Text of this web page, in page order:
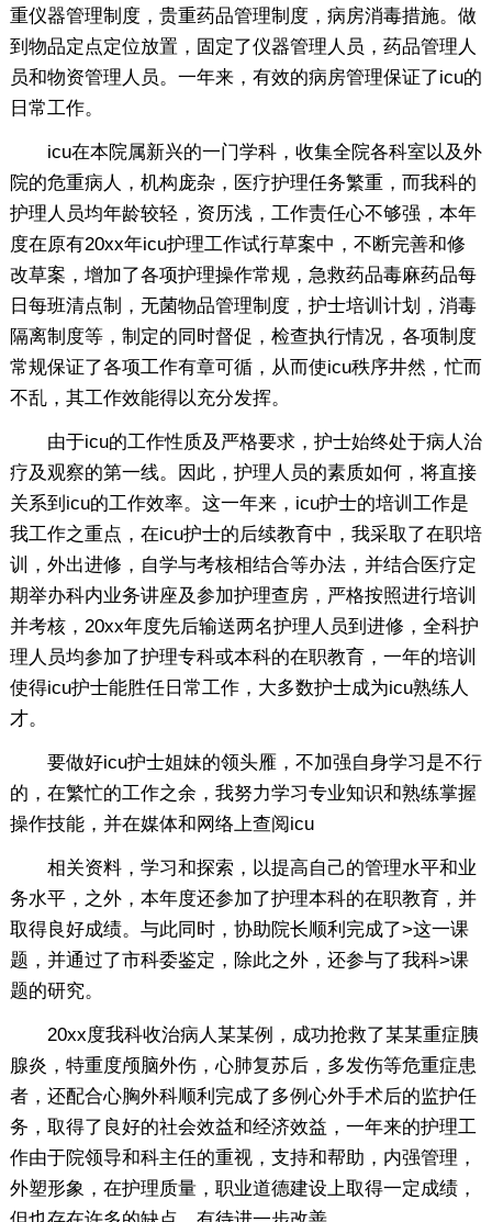
重仪器管理制度，贵重药品管理制度，病房消毒措施。做
到物品定点定位放置，固定了仪器管理人员，药品管理人
员和物资管理人员。一年来，有效的病房管理保证了icu的
日常工作。
icu在本院属新兴的一门学科，收集全院各科室以及外
院的危重病人，机构庞杂，医疗护理任务繁重，而我科的
护理人员均年龄较轻，资历浅，工作责任心不够强，本年
度在原有20xx年icu护理工作试行草案中，不断完善和修
改草案，增加了各项护理操作常规，急救药品毒麻药品每
日每班清点制，无菌物品管理制度，护士培训计划，消毒
隔离制度等，制定的同时督促，检查执行情况，各项制度
常规保证了各项工作有章可循，从而使icu秩序井然，忙而
不乱，其工作效能得以充分发挥。
由于icu的工作性质及严格要求，护士始终处于病人治
疗及观察的第一线。因此，护理人员的素质如何，将直接
关系到icu的工作效率。这一年来，icu护士的培训工作是
我工作之重点，在icu护士的后续教育中，我采取了在职培
训，外出进修，自学与考核相结合等办法，并结合医疗定
期举办科内业务讲座及参加护理查房，严格按照进行培训
并考核，20xx年度先后输送两名护理人员到进修，全科护
理人员均参加了护理专科或本科的在职教育，一年的培训
使得icu护士能胜任日常工作，大多数护士成为icu熟练人
才。
要做好icu护士姐妹的领头雁，不加强自身学习是不行
的，在繁忙的工作之余，我努力学习专业知识和熟练掌握
操作技能，并在媒体和网络上查阅icu
相关资料，学习和探索，以提高自己的管理水平和业
务水平，之外，本年度还参加了护理本科的在职教育，并
取得良好成绩。与此同时，协助院长顺利完成了>这一课
题，并通过了市科委鉴定，除此之外，还参与了我科>课
题的研究。
20xx度我科收治病人某某例，成功抢救了某某重症胰
腺炎，特重度颅脑外伤，心肺复苏后，多发伤等危重症患
者，还配合心胸外科顺利完成了多例心外手术后的监护任
务，取得了良好的社会效益和经济效益，一年来的护理工
作由于院领导和科主任的重视，支持和帮助，内强管理，
外塑形象，在护理质量，职业道德建设上取得一定成绩，